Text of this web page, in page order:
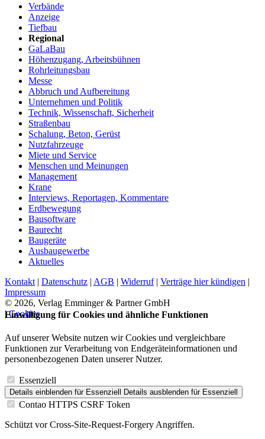
Verbände
Anzeige
Tiefbau
Regional
GaLaBau
Höhenzugang, Arbeitsbühnen
Rohrleitungsbau
Messe
Abbruch und Aufbereitung
Unternehmen und Politik
Technik, Wissenschaft, Sicherheit
Straßenbau
Schalung, Beton, Gerüst
Nutzfahrzeuge
Miete und Service
Menschen und Meinungen
Management
Krane
Interviews, Reportagen, Kommentare
Erdbewegung
Bausoftware
Baurecht
Baugeräte
Ausbaugewerbe
Aktuelles
Kontakt | Datenschutz | AGB | Widerruf| Verträge hier kündigen |
Impressum
© 2026, Verlag Emminger & Partner GmbH
| Cookies
Einwilligung für Cookies und ähnliche Funktionen
Auf unserer Website nutzen wir Cookies und vergleichbare
Funktionen zur Verarbeitung von Endgeräteinformationen und
personenbezogenen Daten unserer Nutzer.
Essenziell
Details einblenden für Essenziell Details ausblenden für Essenziell
Contao HTTPS CSRF Token
Schützt vor Cross-Site-Request-Forgery Angriffen.